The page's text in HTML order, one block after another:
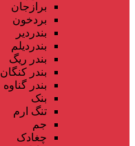
برازجان
بردخون
بندردیر
بندردیلم
بندر ریگ
بندر کنگان
بندر گناوه
بنک
تنگ ارم
جم
چغادک